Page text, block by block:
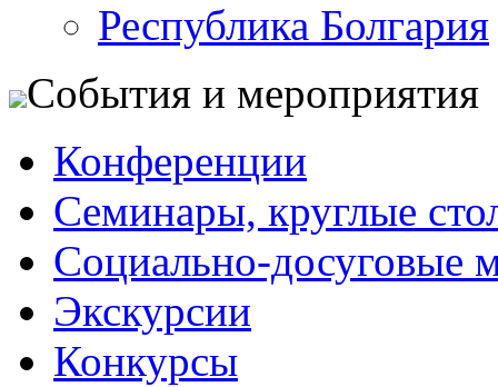
Республика Болгария
События и мероприятия
Конференции
Семинары, круглые
Социально-досуговые
Экскурсии
Конкурсы